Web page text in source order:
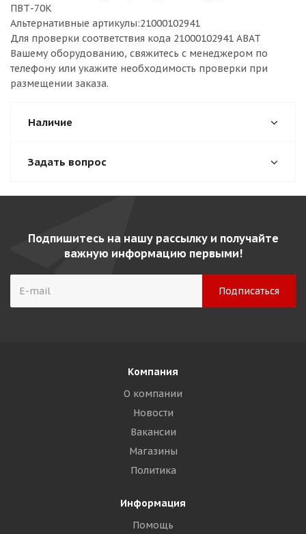
ПВТ-70К
Альтернативные артикулы:21000102941
Для проверки соответствия кода 21000102941 ABAT
Вашему оборудованию, свяжитесь с менеджером по
телефону или укажите необходимость проверки при
размещении заказа.
Наличие
Задать вопрос
Подпишитесь на нашу рассылку и получайте
важную информацию первыми!
Компания
О компании
Новости
Вакансии
Магазины
Политика
Информация
Помощь